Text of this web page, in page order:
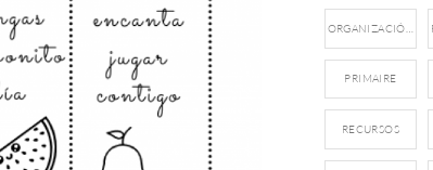
PRIMAIRE
RECURSOS